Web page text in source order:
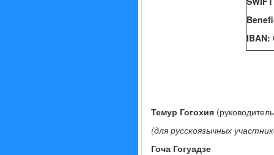
IBAN:
Темур Гогохия
(для русскоязычных
Гоча Гогуадзе